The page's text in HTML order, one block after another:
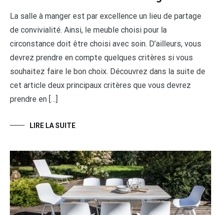
La salle à manger est par excellence un lieu de partage
de convivialité. Ainsi, le meuble choisi pour la
circonstance doit être choisi avec soin. D’ailleurs, vous
devrez prendre en compte quelques critères si vous
souhaitez faire le bon choix. Découvrez dans la suite de
cet article deux principaux critères que vous devrez
prendre en […]
LIRE LA SUITE